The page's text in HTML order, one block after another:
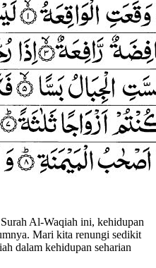
Al-Waqiah ini, kehidupan
Mari kita renungi sedikit
dalam kehidupan seharian